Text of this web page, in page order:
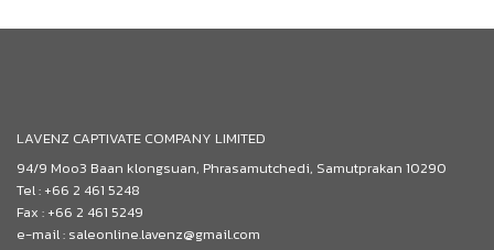
LAVENZ CAPTIVATE COMPANY LIMITED
94/9 Moo3 Baan klongsuan, Phrasamutchedi, Samutprakan 10290
Tel : +66 2 461 5248
Fax : +66 2 461 5249
e-mail : saleonline.lavenz@gmail.com